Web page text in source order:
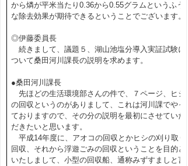
から燐が平米当たり0.36から0.55グラムというふう
な除去効果が期待できるということでございます。
◎伊藤委員長
続きまして、議題５、湖山池塩分導入実証試験に
ついて桑田河川課長の説明を求めます。
●桑田河川課長
先ほどの生活環境部さんの件で、７ページ、ヒシ
の回収というのがありまして、これは河川課でやっ
ておりますので、その分の説明を最初にさせていた
だきたいと思います。
平成14年度に、アオコの回収とかヒシの刈り取り
回収、それから浮遊ごみの回収ということを目的と
いたしまして、小型の回収船、通称みずすましと言